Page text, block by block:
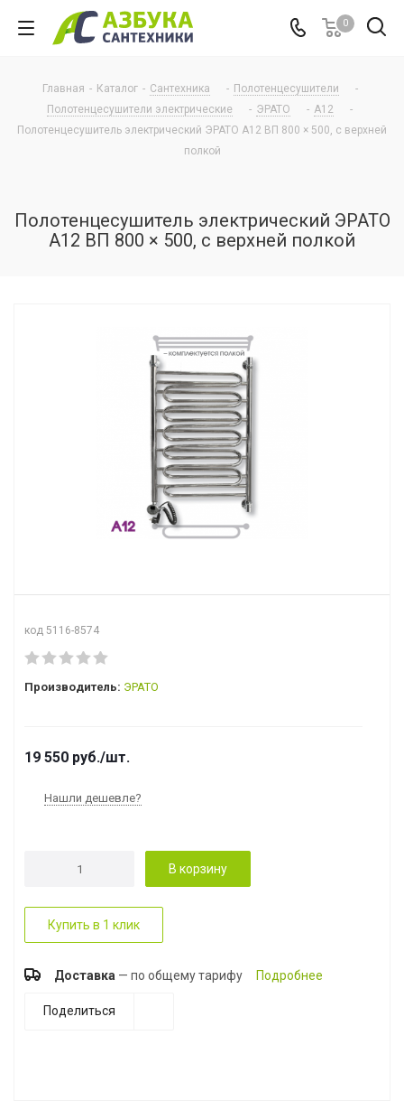
0
Главная - Каталог - Сантехника - Полотенцесушители
-
Полотенцесушители электрические
- ЭРАТО - А12
-
Полотенцесушитель электрический ЭРАТО А12 ВП 800 × 500, с верхней
полкой
Полотенцесушитель электрический ЭРАТО
А12 ВП 800 × 500, с верхней полкой
код 5116-8574
Производитель: ЭРАТО
19 550 руб./шт.
Нашли дешевле?
В корзину
Купить в 1 клик
Доставка — по общему тарифу Подробнее
Поделиться